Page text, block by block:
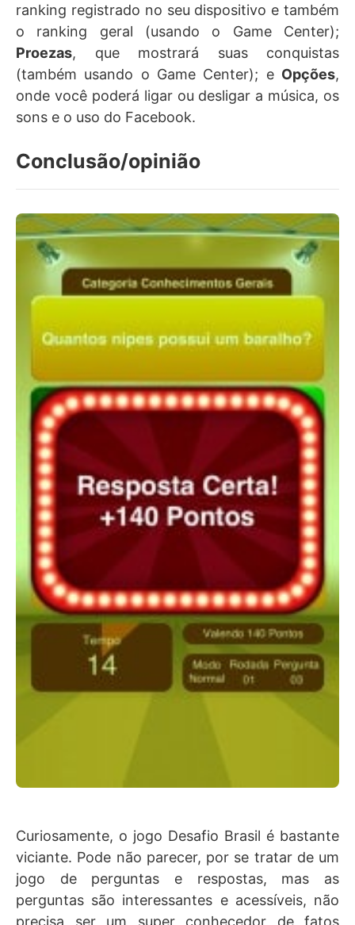
ranking registrado no seu dispositivo e também
o ranking geral (usando o Game Center);
Proezas, que mostrará suas conquistas
(também usando o Game Center); e Opções,
onde você poderá ligar ou desligar a música, os
sons e o uso do Facebook.
Conclusão/opinião
Curiosamente, o jogo Desafio Brasil é bastante
viciante. Pode não parecer, por se tratar de um
jogo de perguntas e respostas, mas as
perguntas são interessantes e acessíveis, não
precisa ser um super conhecedor de fatos